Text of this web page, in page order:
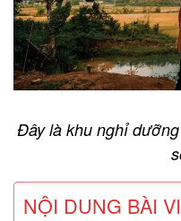
Đây là khu nghỉ
NỘI DUNG BÀI